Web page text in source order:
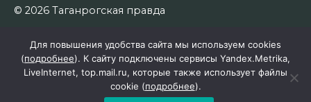
© 2026 Таганрогская правда
Для повышения удобства сайта мы используем cookies
(подробнее). К сайту подключены сервисы Yandex.Metrika,
LiveInternet, top.mail.ru, которые также использует файлы
cookie (подробнее).